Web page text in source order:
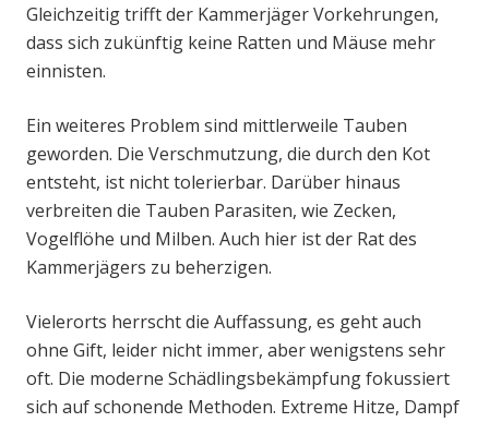
Gleichzeitig trifft der Kammerjäger Vorkehrungen,
dass sich zukünftig keine Ratten und Mäuse mehr
einnisten.
Ein weiteres Problem sind mittlerweile Tauben
geworden. Die Verschmutzung, die durch den Kot
entsteht, ist nicht tolerierbar. Darüber hinaus
verbreiten die Tauben Parasiten, wie Zecken,
Vogelflöhe und Milben. Auch hier ist der Rat des
Kammerjägers zu beherzigen.
Vielerorts herrscht die Auffassung, es geht auch
ohne Gift, leider nicht immer, aber wenigstens sehr
oft. Die moderne Schädlingsbekämpfung fokussiert
sich auf schonende Methoden. Extreme Hitze, Dampf